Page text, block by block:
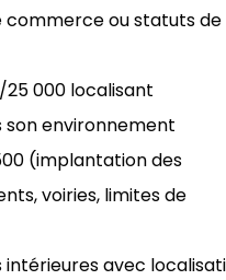
commerce ou statuts de
25 000 localisant
son environnement
(implantation des
voiries, limites de
intérieures avec